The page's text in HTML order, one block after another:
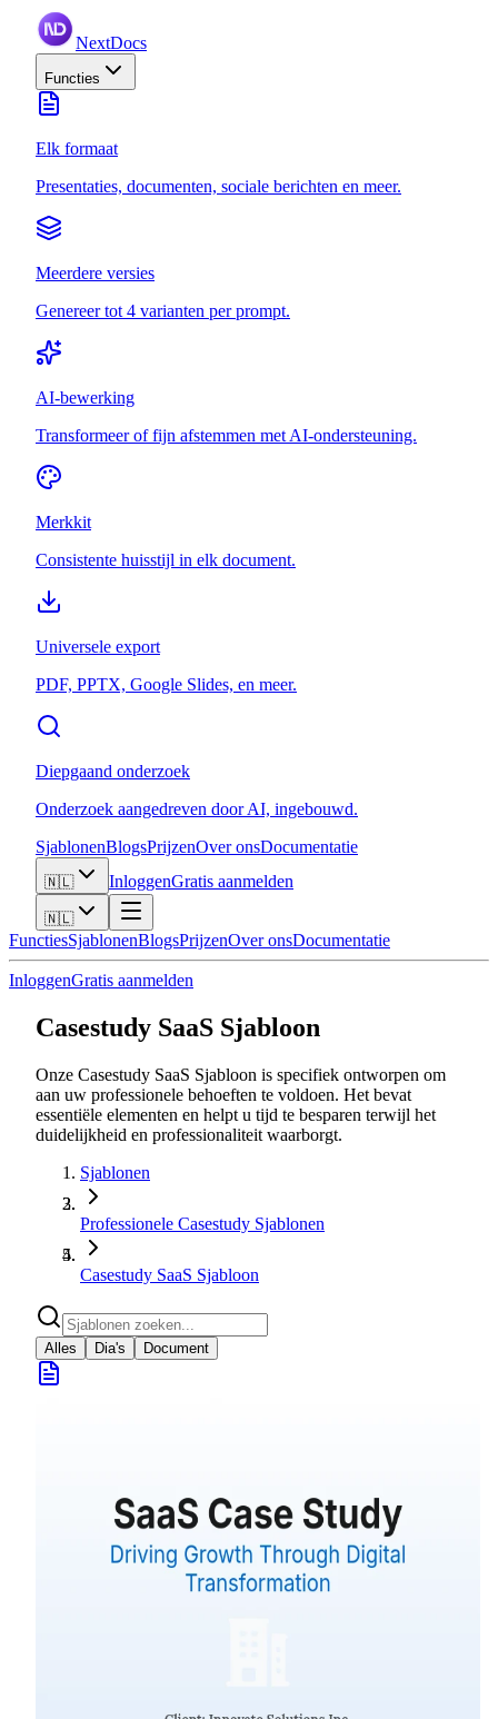
NextDocs
Functies
Elk formaat
Presentaties, documenten, sociale berichten en meer.
Meerdere versies
Genereer tot 4 varianten per prompt.
AI-bewerking
Transformeer of fijn afstemmen met AI-ondersteuning.
Merkkit
Consistente huisstijl in elk document.
Universele export
PDF, PPTX, Google Slides, en meer.
Diepgaand onderzoek
Onderzoek aangedreven door AI, ingebouwd.
SjablonenBlogsPrijzenOver onsDocumentatie
🇳🇱 InloggenGratis aanmelden
🇳🇱
FunctiesSjablonenBlogsPrijzenOver onsDocumentatie
InloggenGratis aanmelden
Casestudy SaaS Sjabloon
Onze Casestudy SaaS Sjabloon is specifiek ontworpen om
aan uw professionele behoeften te voldoen. Het bevat
essentiële elementen en helpt u tijd te besparen terwijl het
duidelijkheid en professionaliteit waarborgt.
Sjablonen
Professionele Casestudy Sjablonen
Casestudy SaaS Sjabloon
Alles Dia's Document